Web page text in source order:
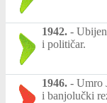
1942. -
i političar.
1946. - Umro
i banjolučki